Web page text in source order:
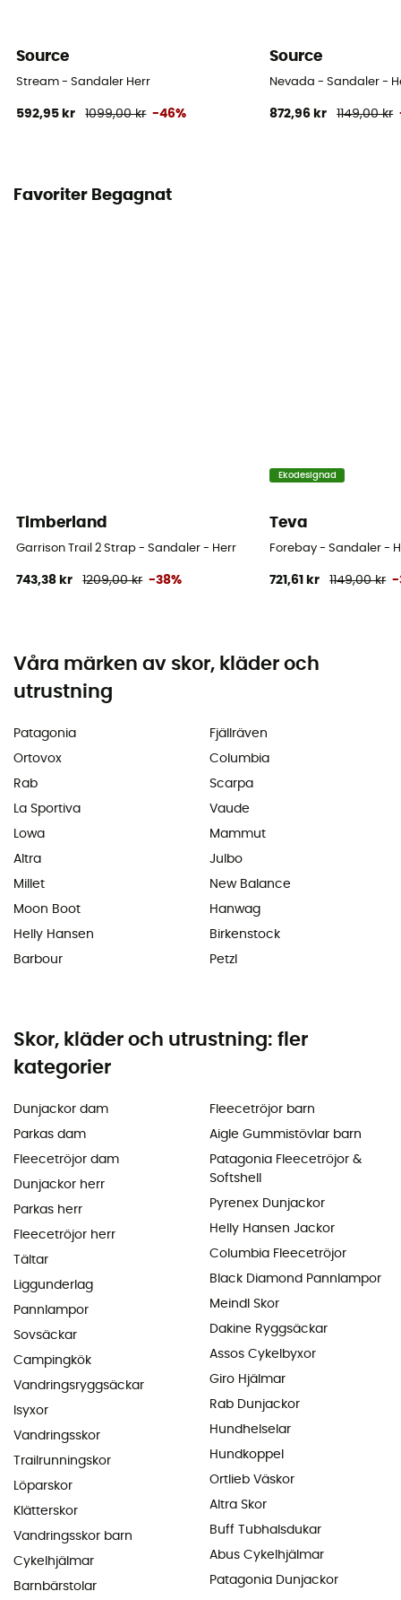
Source
Stream - Sandaler Herr
592,95 kr 1099,00 kr -46%
Source
Nevada - Sandaler -
872,96 kr 1149,00 kr
Favoriter Begagnat
Timberland
Garrison Trail 2 Strap - Sandaler - Herr
743,38 kr 1209,00 kr -38%
Ekodesignad
Teva
Forebay - Sandaler -
721,61 kr 1149,00 kr -
Våra märken av skor, kläder och
utrustning
Patagonia
Ortovox
Rab
La Sportiva
Lowa
Altra
Millet
Moon Boot
Helly Hansen
Barbour
Fjällräven
Columbia
Scarpa
Vaude
Mammut
Julbo
New Balance
Hanwag
Birkenstock
Petzl
Skor, kläder och utrustning: fler
kategorier
Dunjackor dam
Parkas dam
Fleecetröjor dam
Dunjackor herr
Parkas herr
Fleecetröjor herr
Tältar
Liggunderlag
Pannlampor
Sovsäckar
Campingkök
Vandringsryggsäckar
Isyxor
Vandringsskor
Trailrunningskor
Löparskor
Klätterskor
Vandringsskor barn
Cykelhjälmar
Barnbärstolar
Fleecetröjor barn
Aigle Gummistövlar barn
Patagonia Fleecetröjor &
Softshell
Pyrenex Dunjackor
Helly Hansen Jackor
Columbia Fleecetröjor
Black Diamond Pannlampor
Meindl Skor
Dakine Ryggsäckar
Assos Cykelbyxor
Giro Hjälmar
Rab Dunjackor
Hundhelselar
Hundkoppel
Ortlieb Väskor
Altra Skor
Buff Tubhalsdukar
Abus Cykelhjälmar
Patagonia Dunjackor